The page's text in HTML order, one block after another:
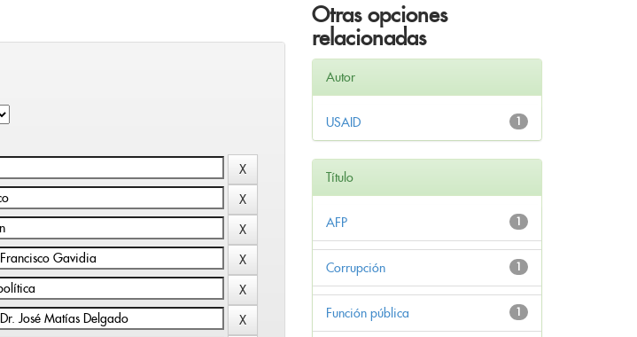
Otras opciones
relacionadas
Autor
1
USAID
Título
1
AFP
1
Corrupción
1
Función pública